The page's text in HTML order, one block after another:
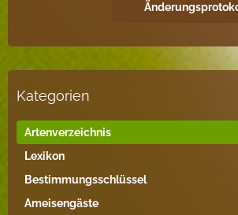
Kategorien
Artenverzeichnis
Lexikon
Bestimmungsschlüssel
Ameisengäste